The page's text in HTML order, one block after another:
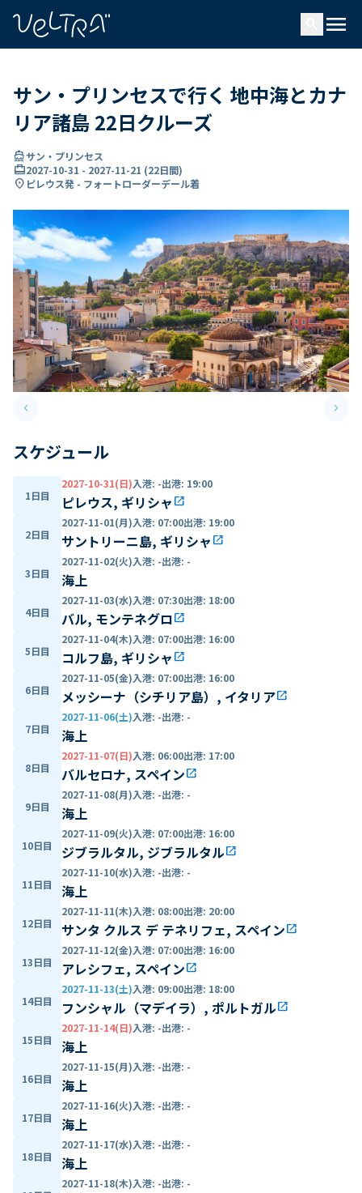
menu
サン・プリンセスで行く 地中海とカナ
リア諸島 22日クルーズ
directions_boatサン・プリンセス
card_travel2027-10-31 - 2027-11-21 (22日間)
location_on ピレウス発 - フォートローダーデール着
keyboard_arrow_leftPrevious slide keyboard_arrow_right
スケジュール
1日目
2027-10-31(日)入港: -出港: 19:00
ピレウス, ギリシャ open_in_new
2日目
2027-11-01(月)入港: 07:00出港: 19:00
サントリーニ島, ギリシャ open_in_new
3日目
2027-11-02(火)入港: -出港: -
海上
4日目
2027-11-03(水)入港: 07:30出港: 18:00
バル, モンテネグロopen_in_new
5日目
2027-11-04(木)入港: 07:00出港: 16:00
コルフ島, ギリシャ open_in_new
6日目
2027-11-05(金)入港: 07:00出港: 16:00
メッシーナ（シチリア島）, イタリアopen_in_new
7日目
2027-11-06(土)入港: -出港: -
海上
8日目
2027-11-07(日)入港: 06:00出港: 17:00
バルセロナ, スペインopen_in_new
9日目
2027-11-08(月)入港: -出港: -
海上
10日目
2027-11-09(火)入港: 07:00出港: 16:00
ジブラルタル, ジブラルタルopen_in_new
11日目
2027-11-10(水)入港: -出港: -
海上
12日目
2027-11-11(木)入港: 08:00出港: 20:00
サンタ クルス デ テネリフェ, スペインopen_in_new
13日目
2027-11-12(金)入港: 07:00出港: 16:00
アレシフェ, スペインopen_in_new
14日目
2027-11-13(土)入港: 09:00出港: 18:00
フンシャル（マデイラ）, ポルトガルopen_in_new
15日目
2027-11-14(日)入港: -出港: -
海上
16日目
2027-11-15(月)入港: -出港: -
海上
17日目
2027-11-16(火)入港: -出港: -
海上
18日目
2027-11-17(水)入港: -出港: -
海上
2027-11-18(木)入港: -出港: -